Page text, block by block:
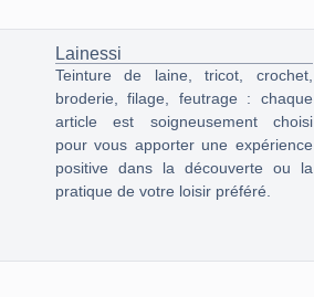
Lainessi
Teinture de laine, tricot, crochet,
broderie, filage, feutrage : chaque
article est soigneusement choisi
pour vous apporter une expérience
positive dans la découverte ou la
pratique de votre loisir préféré.